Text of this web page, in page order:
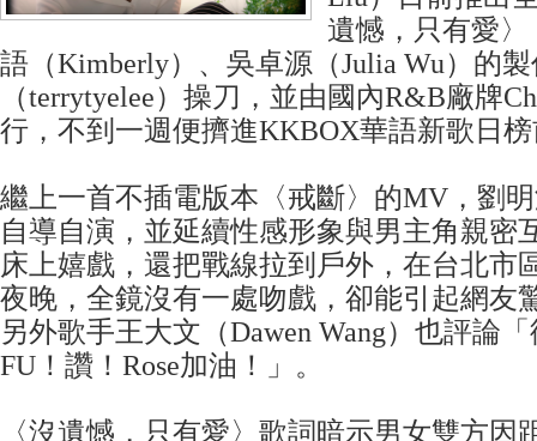
遺憾，只有愛
語（Kimberly）、吳卓源（Julia Wu）的
（terrytyelee）操刀，並由國內R&B廠牌
行，不到一週便擠進KKBOX華語新歌日
繼上一首不插電版本〈戒斷〉的MV，劉
自導自演，並延續性感形象與男主角親密
床上嬉戲，還把戰線拉到戶外，在台北市
夜晚，全鏡沒有一處吻戲，卻能引起網友
另外歌手王大文（Dawen Wang）也評論
FU！讚！Rose加油！ 」。
〈沒遺憾，只有愛〉歌詞暗示男女雙方因